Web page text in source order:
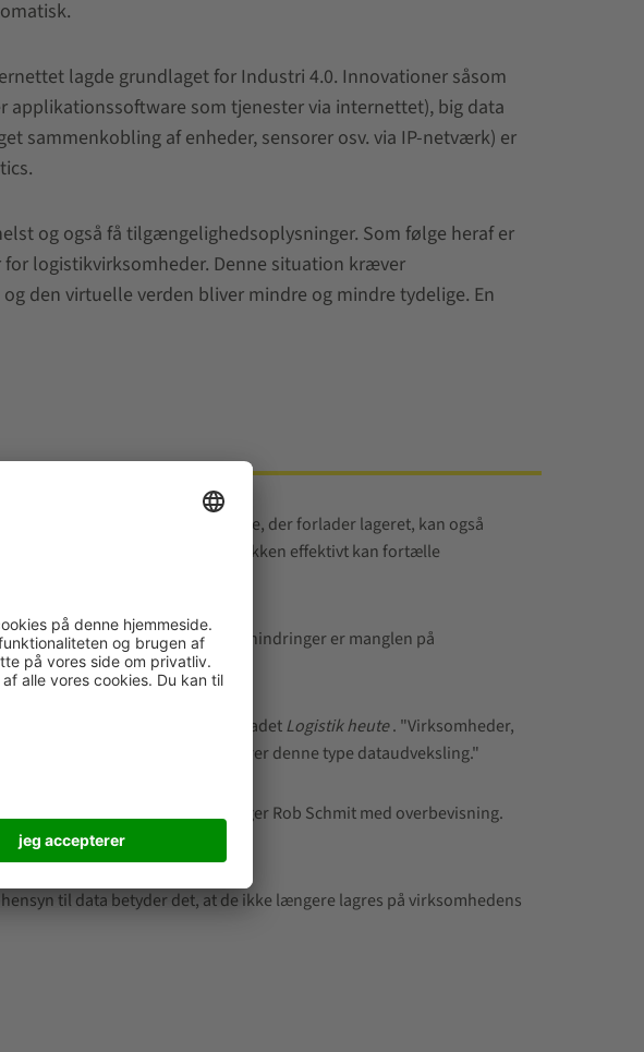
lagde grundlaget for Industri 4.0. Innovationer såsom
som tjenester via internettet), big data
sammenkobling af enheder, sensorer osv. via IP-netværk) er
og også få tilgængelighedsoplysninger. Som følge heraf er
logistikvirksomheder. Denne situation kræver
den virtuelle verden bliver mindre og mindre tydelige. En
et eksempel: “En pakke, der forlader lageret, kan også
er så detaljerede, at pakken effektivt kan fortælle
overvindes først. De største forhindringer er manglen på
Jörgl, chefredaktør på fagbladetLogistik heute. "Virksomheder,
ved eller endda forhindrer denne type dataudveksling."
åbne standarder", siger Rob Schmit med overbevisning.
til data betyder det, at de ikke længere lagres på virksomhedens